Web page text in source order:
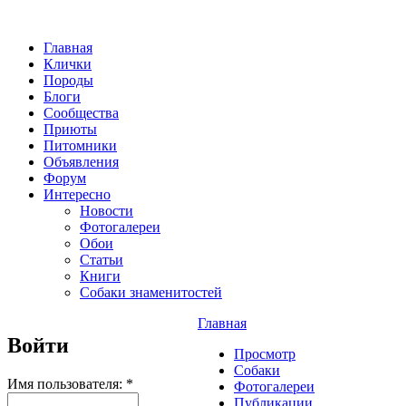
Главная
Клички
Породы
Блоги
Сообщества
Приюты
Питомники
Объявления
Форум
Интересно
Новости
Фотогалереи
Обои
Статьи
Книги
Собаки знаменитостей
Войти
Имя пользователя: *
Главная
Просмотр
Собаки
Фотогалереи
Публикации